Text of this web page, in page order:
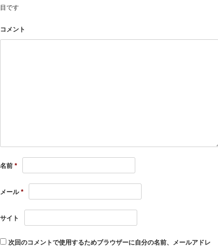
目です
コメント
名前 *
メール *
サイト
次回のコメントで使用するためブラウザーに自分の名前、メールアドレ